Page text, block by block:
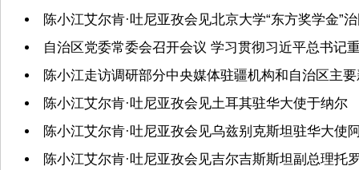
陈小江艾尔肯·吐尼亚孜会见北京大学“东方奖学金”
自治区党委常委会召开会议 学习贯彻习近平总书记
陈小江走访调研部分中央媒体驻疆机构和自治区主
陈小江艾尔肯·吐尼亚孜会见土耳其驻华大使于纳尔
陈小江艾尔肯·吐尼亚孜会见乌兹别克斯坦驻华大使
陈小江艾尔肯·吐尼亚孜会见吉尔吉斯斯坦副总理托